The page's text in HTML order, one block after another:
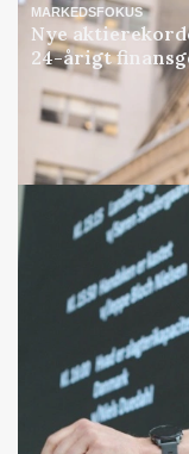
MARKEDSFOKUS
Nye
24-årigt